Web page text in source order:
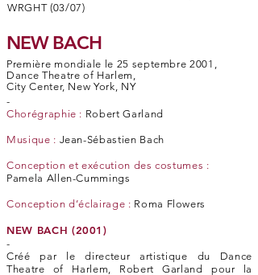
WRGHT (03/07)
NEW BACH
Première mondiale le 25 septembre 2001,
Dance Theatre of Harlem,
City Center, New York, NY
-
Chorégraphie : Robert Garland
Musique : Jean-Sébastien Bach
Conception et exécution des costumes :
Pamela Allen-Cummings
Conception d’éclairage : Roma Flowers
NEW BACH (2001)
-
Créé par le directeur artistique du Dance
Theatre of Harlem, Robert Garland pour la